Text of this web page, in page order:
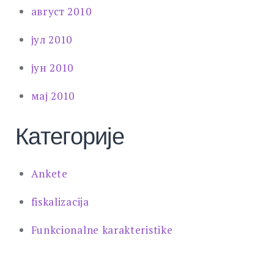
август 2010
јул 2010
јун 2010
мај 2010
Категорије
Ankete
fiskalizacija
Funkcionalne karakteristike